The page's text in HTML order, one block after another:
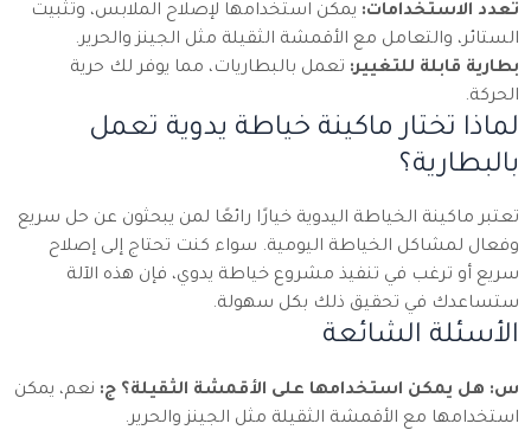
تعدد الاستخدامات: يمكن استخدامها لإصلاح الملابس، وتثبيت
الستائر، والتعامل مع الأقمشة الثقيلة مثل الجينز والحرير.
بطارية قابلة للتغيير: تعمل بالبطاريات، مما يوفر لك حرية
الحركة.
لماذا تختار ماكينة خياطة يدوية تعمل
بالبطارية؟
تعتبر ماكينة الخياطة اليدوية خيارًا رائعًا لمن يبحثون عن حل سريع
وفعال لمشاكل الخياطة اليومية. سواء كنت تحتاج إلى إصلاح
سريع أو ترغب في تنفيذ مشروع خياطة يدوي، فإن هذه الآلة
ستساعدك في تحقيق ذلك بكل سهولة.
الأسئلة الشائعة
س: هل يمكن استخدامها على الأقمشة الثقيلة؟ ج: نعم، يمكن
استخدامها مع الأقمشة الثقيلة مثل الجينز والحرير.